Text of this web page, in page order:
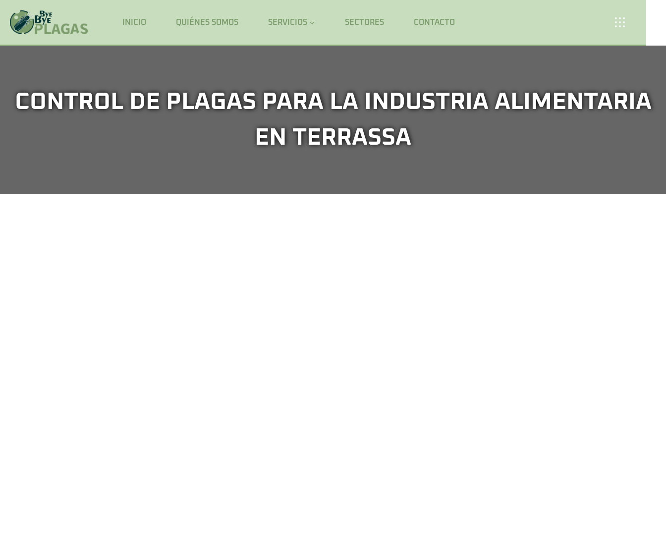
INICIO QUIÉNES SOMOS SERVICIOS SECTORES CONTACTO
CONTROL DE PLAGAS PARA LA INDUSTRIA ALIMENTARIA
EN TERRASSA